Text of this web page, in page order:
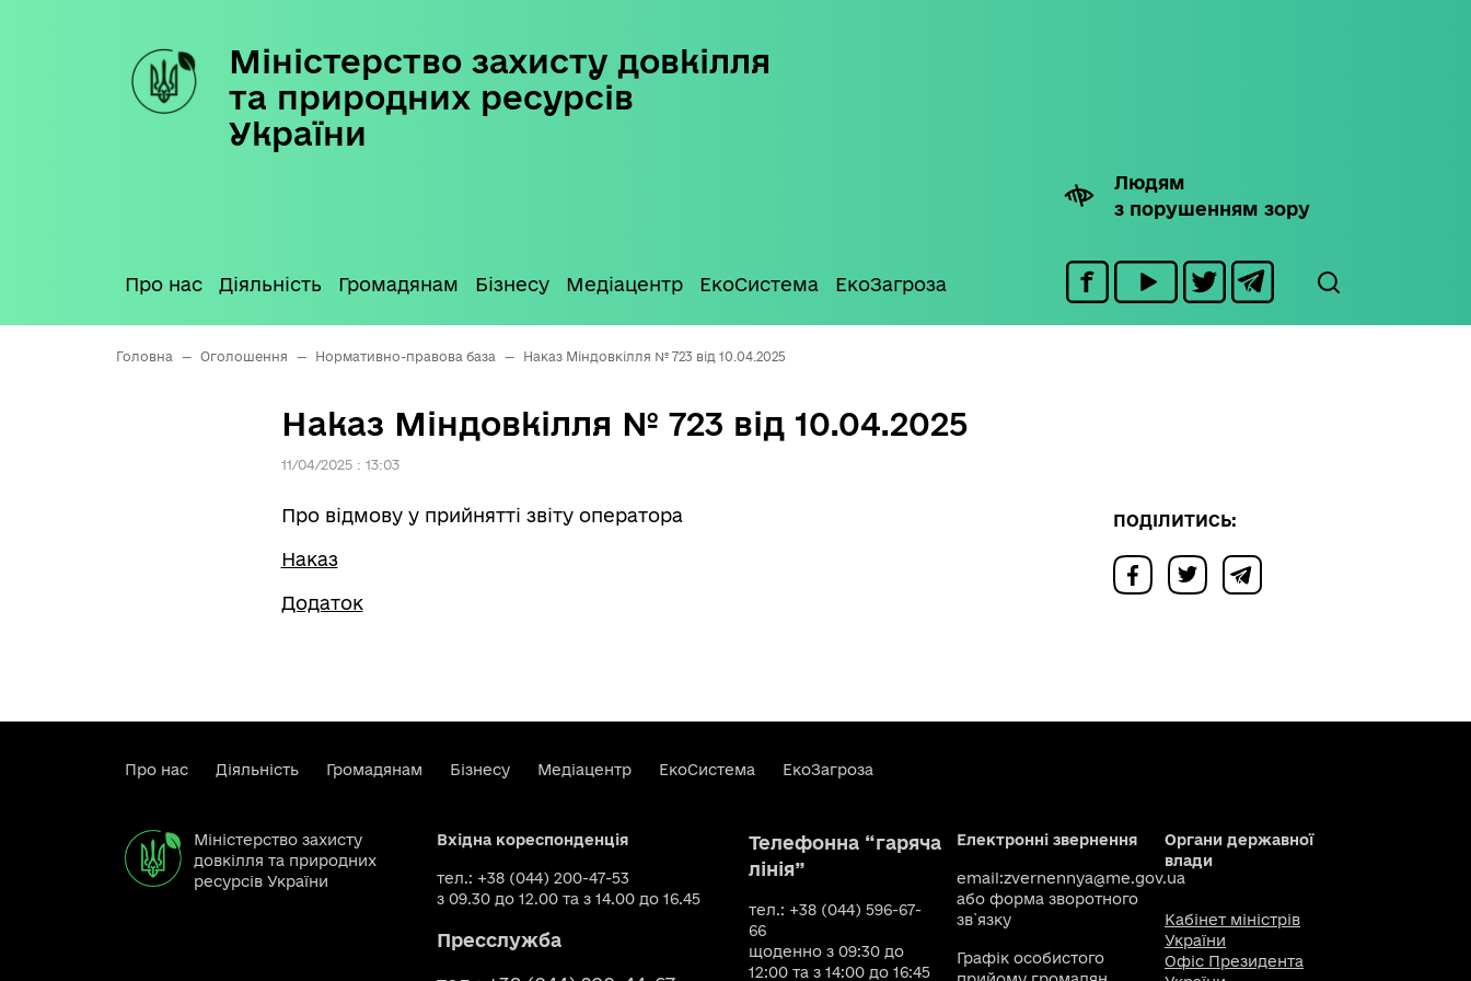
Міністерство захисту довкілля
та природних ресурсів
України
Людям
з порушенням зору
Про нас Діяльність Громадянам Бізнесу Медіацентр ЕкоСистема ЕкоЗагроза
Головна — Оголошення — Нормативно-правова база — Наказ Міндовкілля № 723 від 10.04.2025
Наказ Міндовкілля № 723 від 10.04.2025
11/04/2025 : 13:03
Про відмову у прийнятті звіту оператора
Наказ
Додаток
ПОДІЛИТИСЬ:
Про нас Діяльність Громадянам Бізнесу Медіацентр ЕкоСистема ЕкоЗагроза
Міністерство захисту
довкілля та природних
ресурсів України
Вхідна кореспонденція
тел.: +38 (044) 200-47-53
з 09.30 до 12.00 та з 14.00 до 16.45
Пресслужба
Телефонна “гаряча
лінія”
тел.: +38 (044) 596-67-
66
щоденно з 09:30 до
12:00 та з 14:00 до 16:45
Електронні звернення
email:zvernennya@me.gov.ua
або форма зворотного
зв`язку
Графік особистого
Органи державної
влади
Кабінет міністрів
України
Офіс Президента